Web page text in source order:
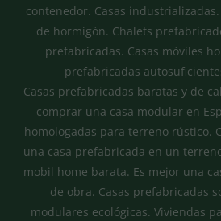
contenedor. Casas
de hormigón. Chalets
prefabricadas. Casas móviles
prefabricadas
Casas prefabricadas baratas y de
comprar una casa modular en
homologadas para terreno rústico.
una casa prefabricada en un
mobil home barata. Es mejor una
de obra. Casas prefabricadas
modulares ecológicas. Viviendas